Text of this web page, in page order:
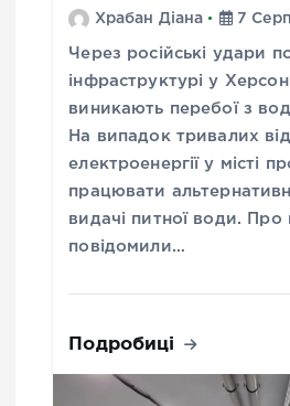
Храбан Діана 7
Через російські удари
інфраструктурі у
виникають перебої з
На випадок тривалих
електроенергії у місті
працювати
видачі питної води. Про
повідомили…
Подробиці